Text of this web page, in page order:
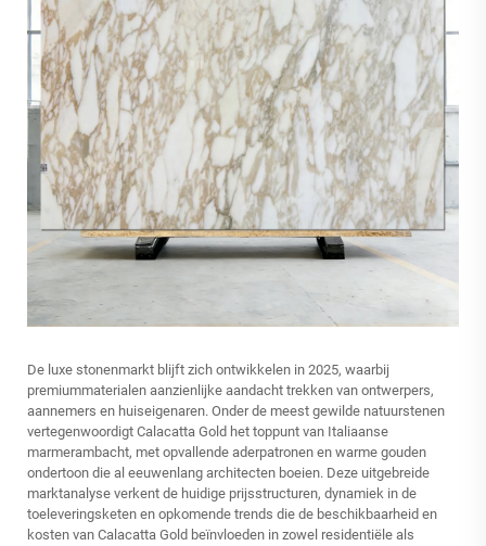
De luxe stonenmarkt blijft zich ontwikkelen in 2025, waarbij
premiummaterialen aanzienlijke aandacht trekken van ontwerpers,
aannemers en huiseigenaren. Onder de meest gewilde natuurstenen
vertegenwoordigt Calacatta Gold het toppunt van Italiaanse
marmerambacht, met opvallende aderpatronen en warme gouden
ondertoon die al eeuwenlang architecten boeien. Deze uitgebreide
marktanalyse verkent de huidige prijsstructuren, dynamiek in de
toeleveringsketen en opkomende trends die de beschikbaarheid en
kosten van Calacatta Gold beïnvloeden in zowel residentiële als